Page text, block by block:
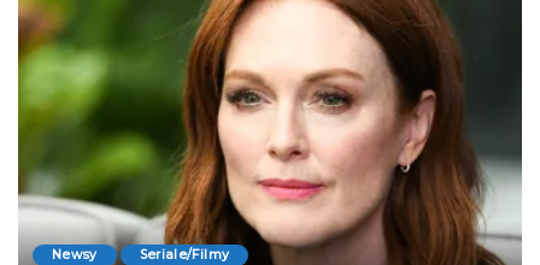
Newsy Seriale/Filmy